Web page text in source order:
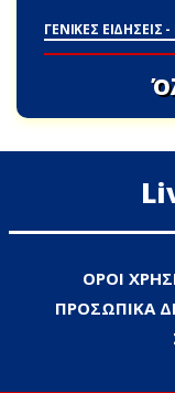
ΓΕΝΙΚΕΣ ΕΙΔΗΣΕΙΣ
ΟΡΟΙ
ΠΡΟΣΩΠΙΚΑ